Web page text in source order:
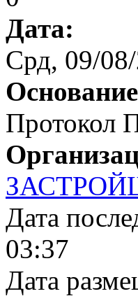
Дата:
Срд, 09/
Протокол
Дата
03:37
Дата